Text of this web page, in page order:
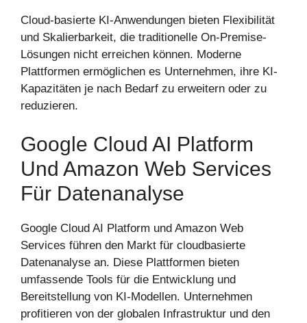
Cloud-basierte KI-Anwendungen bieten Flexibilität
und Skalierbarkeit, die traditionelle On-Premise-
Lösungen nicht erreichen können. Moderne
Plattformen ermöglichen es Unternehmen, ihre KI-
Kapazitäten je nach Bedarf zu erweitern oder zu
reduzieren.
Google Cloud AI Platform
Und Amazon Web Services
Für Datenanalyse
Google Cloud AI Platform und Amazon Web
Services führen den Markt für cloudbasierte
Datenanalyse an. Diese Plattformen bieten
umfassende Tools für die Entwicklung und
Bereitstellung von KI-Modellen. Unternehmen
profitieren von der globalen Infrastruktur und den